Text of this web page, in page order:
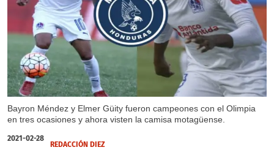
Bayron Méndez y Elmer Güity fueron campeones con el Olimpia
en tres ocasiones y ahora visten la camisa motagüense.
2021-02-28
REDACCIÓN DIEZ